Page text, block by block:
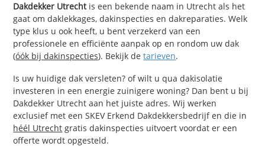
Dakdekker Utrechtis een bekende naam in Utrecht als het
gaat om daklekkages, dakinspecties en dakreparaties. Welk
type klus u ook heeft, u bent verzekerd van een
professionele en efficiënte aanpak op en rondom uw dak
(óók bij dakinspecties). Bekijk detarieven.
Is uw huidige dak versleten? of wilt u qua dakisolatie
investeren in een energie zuinigere woning? Dan bent u bij
Dakdekker Utrecht aan het juiste adres. Wij werken
exclusief met een SKEV Erkend Dakdekkersbedrijf en die in
héél Utrecht gratis dakinspecties uitvoert voordat er een
offerte wordt opgesteld.